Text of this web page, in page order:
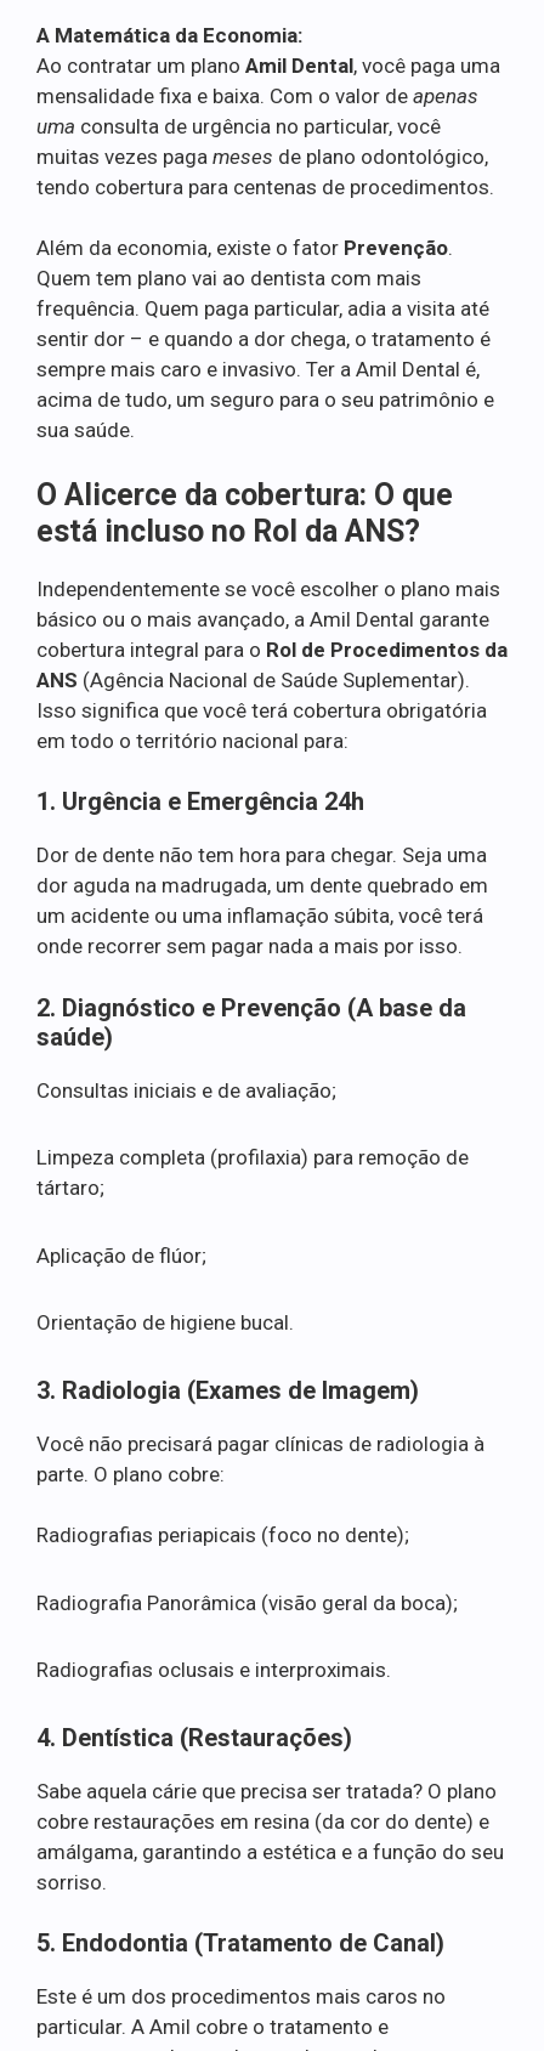
A Matemática da Economia:
Ao contratar um plano Amil Dental, você paga uma
mensalidade fixa e baixa. Com o valor de apenas
uma consulta de urgência no particular, você
muitas vezes paga meses de plano odontológico,
tendo cobertura para centenas de procedimentos.
Além da economia, existe o fator Prevenção.
Quem tem plano vai ao dentista com mais
frequência. Quem paga particular, adia a visita até
sentir dor – e quando a dor chega, o tratamento é
sempre mais caro e invasivo. Ter a Amil Dental é,
acima de tudo, um seguro para o seu patrimônio e
sua saúde.
O Alicerce da cobertura: O que
está incluso no Rol da ANS?
Independentemente se você escolher o plano mais
básico ou o mais avançado, a Amil Dental garante
cobertura integral para o Rol de Procedimentos da
ANS (Agência Nacional de Saúde Suplementar).
Isso significa que você terá cobertura obrigatória
em todo o território nacional para:
1. Urgência e Emergência 24h
Dor de dente não tem hora para chegar. Seja uma
dor aguda na madrugada, um dente quebrado em
um acidente ou uma inflamação súbita, você terá
onde recorrer sem pagar nada a mais por isso.
2. Diagnóstico e Prevenção (A base da
saúde)
Consultas iniciais e de avaliação;
Limpeza completa (profilaxia) para remoção de
tártaro;
Aplicação de flúor;
Orientação de higiene bucal.
3. Radiologia (Exames de Imagem)
Você não precisará pagar clínicas de radiologia à
parte. O plano cobre:
Radiografias periapicais (foco no dente);
Radiografia Panorâmica (visão geral da boca);
Radiografias oclusais e interproximais.
4. Dentística (Restaurações)
Sabe aquela cárie que precisa ser tratada? O plano
cobre restaurações em resina (da cor do dente) e
amálgama, garantindo a estética e a função do seu
sorriso.
5. Endodontia (Tratamento de Canal)
Este é um dos procedimentos mais caros no
particular. A Amil cobre o tratamento e